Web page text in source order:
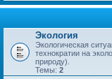
Экология
Экологическая
технократии на
природу).
Темы: 2